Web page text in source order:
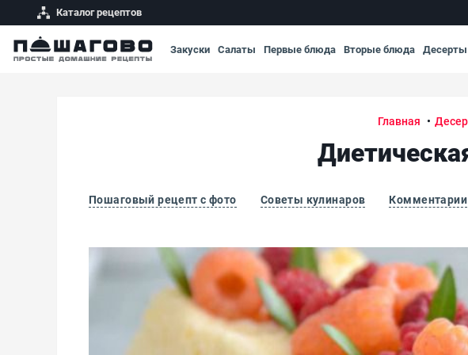
Каталог рецептов
Закуски Салаты Первые блюда Вторые блюда Десерты
Главная
Пошаговый рецепт с фото Советы кулинаров Комментарии
Диетическая творожная запеканка